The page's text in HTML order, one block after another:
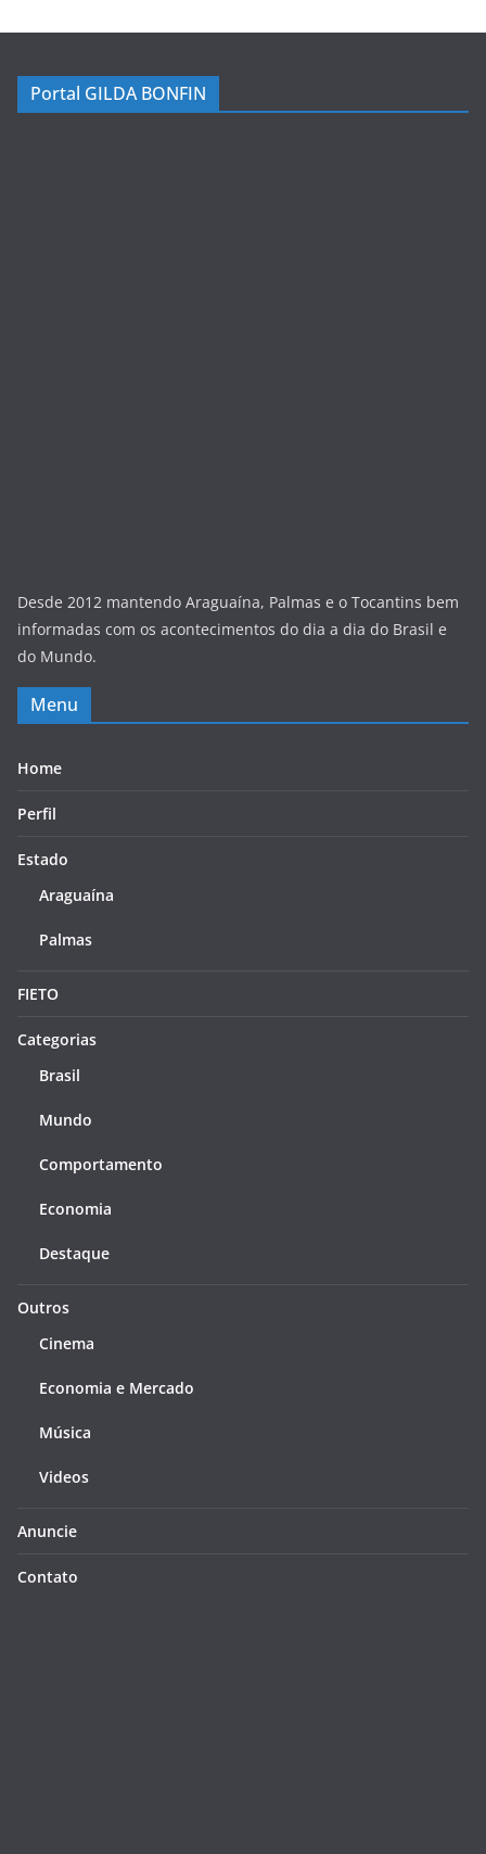
Portal GILDA BONFIN
Desde 2012 mantendo Araguaína, Palmas e o Tocantins bem
informadas com os acontecimentos do dia a dia do Brasil e
do Mundo.
Menu
Home
Perfil
Estado
Araguaína
Palmas
FIETO
Categorias
Brasil
Mundo
Comportamento
Economia
Destaque
Outros
Cinema
Economia e Mercado
Música
Videos
Anuncie
Contato